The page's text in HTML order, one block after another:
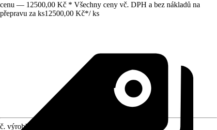
cenu — 12500,00 Kč * Všechny ceny vč. DPH a bez nákladů na
přepravu za ks12500,00 Kč*/ ks
č. výrobku